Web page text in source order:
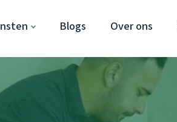
Blogs Over ons